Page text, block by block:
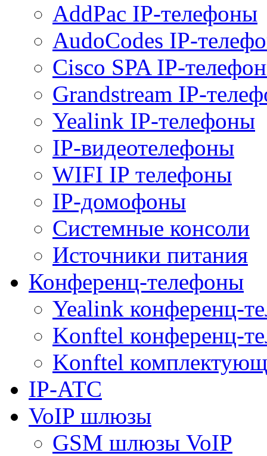
AddPac IP-телефоны
AudoCodes IP-
Cisco SPA IP-
Grandstream IP-
Yealink IP-телефоны
IP-видеотелефоны
WIFI IP телефоны
IP-домофоны
Системные консоли
Источники питания
Конференц-телефоны
Yealink конференц-
Konftel конференц-
Konftel
IP-АТС
VoIP шлюзы
GSM шлюзы VoIP